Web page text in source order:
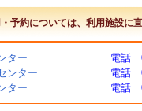
予約については、利用施設に
ター
電話
ンター
電話
ター
電話